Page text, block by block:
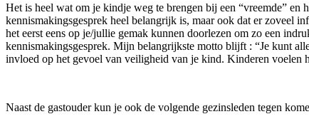
Het is heel wat om je kindje weg te brengen bij een “vreemde”
kennismakingsgesprek heel belangrijk is, maar ook dat er zoveel
het eerst eens op je/jullie gemak kunnen doorlezen om zo een
kennismakingsgesprek. Mijn belangrijkste motto blijft : “Je kunt
invloed op het gevoel van veiligheid van je kind. Kinderen voelen
Naast de gastouder kun je ook de volgende gezinsleden tegen